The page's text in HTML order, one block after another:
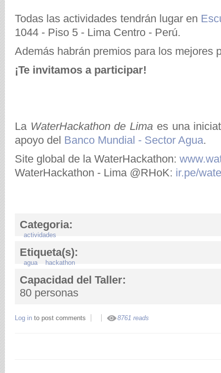
Todas las actividades tendrán lugar en
1044 - Piso 5 - Lima Centro - Perú.
Además habrán premios para los mejores
¡Te invitamos a participar!
La WaterHackathon de Lima es una
apoyo del Banco Mundial - Sector Agua.
Site global de la WaterHackathon:
WaterHackathon - Lima @RHoK: ir.pe/
Categoria:
actividades
Etiqueta(s):
agua hackathon
Capacidad del Taller:
80 personas
Log in to post comments 8761 reads